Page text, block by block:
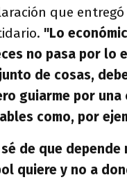
que entregó
"Lo
no pasa por lo
de cosas,
guiarme por
como, por
sé de que
quiere y no a